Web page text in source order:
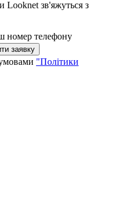
Looknet зв'яжуться з
номер телефону
заявку
"Політики